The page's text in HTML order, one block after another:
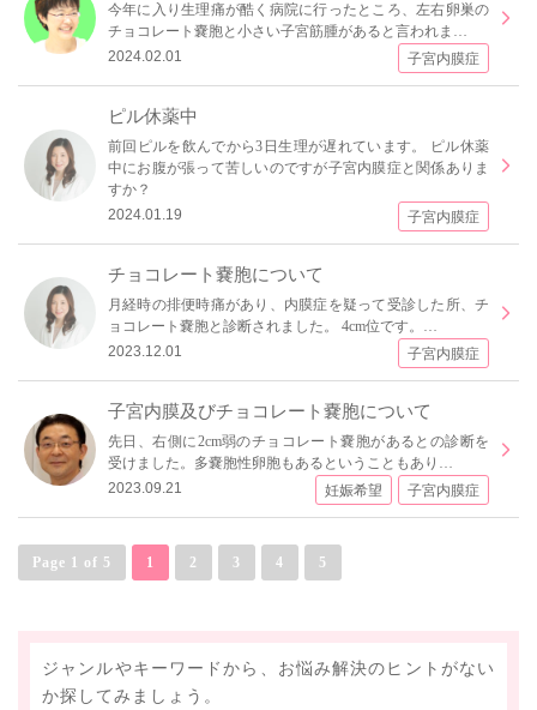
今年に入り生理痛が酷く病院に行ったところ、左右卵巣の
チョコレート嚢胞と小さい子宮筋腫があると言われま…
2024.02.01
子宮内膜症
ピル休薬中
前回ピルを飲んでから3日生理が遅れています。 ピル休薬
中にお腹が張って苦しいのですが子宮内膜症と関係ありま
すか？
2024.01.19
子宮内膜症
チョコレート嚢胞について
月経時の排便時痛があり、内膜症を疑って受診した所、チ
ョコレート嚢胞と診断されました。 4cm位です。…
2023.12.01
子宮内膜症
子宮内膜及びチョコレート嚢胞について
先日、右側に2cm弱のチョコレート嚢胞があるとの診断を
受けました。多嚢胞性卵胞もあるということもあり…
2023.09.21
妊娠希望 子宮内膜症
Page 1 of 5 1 2 3 4 5
ジャンルやキーワードから、お悩み解決のヒントがない
か探してみましょう。